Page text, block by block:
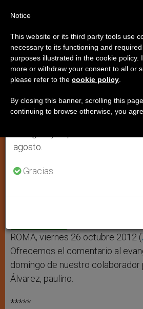
Ciegos que ven y
Comentario al evangelio
OCTUBRE 26, 2012 00:00
W
t
p
M
s
e
r
e
k
t r
Share this Entry
ROMA, viernes 26 octubre 2012 (
Ofrecemos el comentario al
domingo de nuestro colaborador
Álvarez, paulino.
*****
Aviso importante
Del 27 de julio al 7 de agosto
anual, aprovechando que en el
se generan menos
agosto.
Gracias.
Notice
This website or its third party tools use
necessary to its functioning and
purposes illustrated in the cookie policy.
more or withdraw your consent to all or
please refer to the cookie policy
By closing this banner, scrolling this
continuing to browse otherwise, you